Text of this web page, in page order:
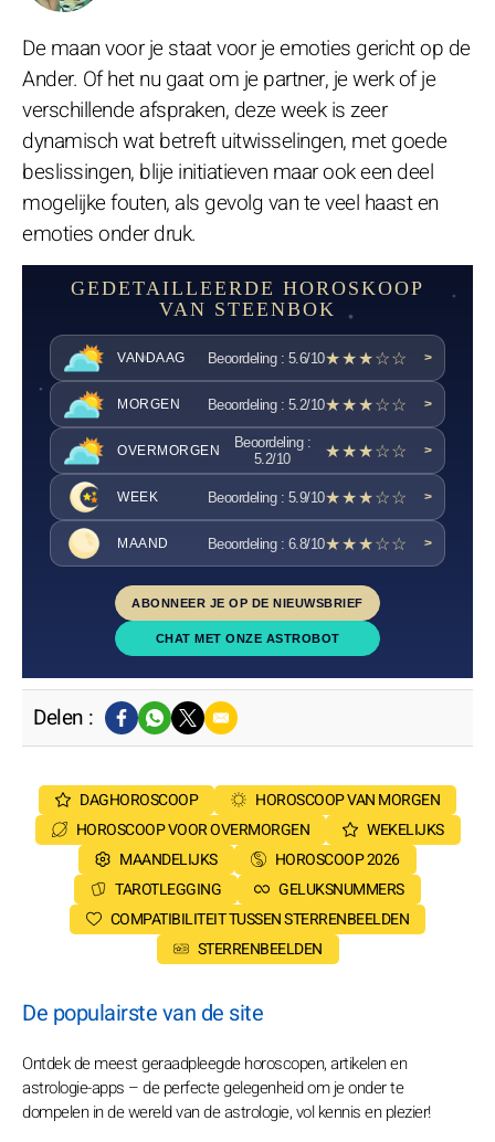
De maan voor je staat voor je emoties gericht op de
Ander. Of het nu gaat om je partner, je werk of je
verschillende afspraken, deze week is zeer
dynamisch wat betreft uitwisselingen, met goede
beslissingen, blije initiatieven maar ook een deel
mogelijke fouten, als gevolg van te veel haast en
emoties onder druk.
GEDETAILLEERDE HOROSKOOP
VAN STEENBOK
VANDAAG Beoordeling : 5.6/10★★★☆☆ >
MORGEN Beoordeling : 5.2/10★★★☆☆ >
OVERMORGEN
Beoordeling :
5.2/10
★★★☆☆ >
WEEK Beoordeling : 5.9/10★★★☆☆ >
MAAND Beoordeling : 6.8/10★★★☆☆ >
ABONNEER JE OP DE NIEUWSBRIEF
CHAT MET ONZE ASTROBOT
Delen :
DAGHOROSCOOP
HOROSCOOP VAN MORGEN
HOROSCOOP VOOR OVERMORGEN
WEKELIJKS
MAANDELIJKS
HOROSCOOP 2026
TAROTLEGGING
GELUKSNUMMERS
COMPATIBILITEIT TUSSEN STERRENBEELDEN
STERRENBEELDEN
De populairste van de site
Ontdek de meest geraadpleegde horoscopen, artikelen en
astrologie-apps – de perfecte gelegenheid om je onder te
dompelen in de wereld van de astrologie, vol kennis en plezier!